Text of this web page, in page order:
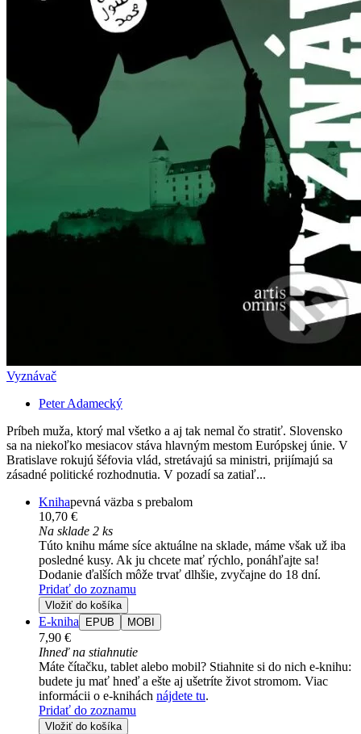
Vyznávač
Peter Adamecký
Príbeh muža, ktorý mal všetko a aj tak nemal čo stratiť. Slovensko
sa na niekoľko mesiacov stáva hlavným mestom Európskej únie. V
Bratislave rokujú šéfovia vlád, stretávajú sa ministri, prijímajú sa
zásadné politické rozhodnutia. V pozadí sa zatiaľ...
Knihapevná väzba s prebalom
10,70 €
Na sklade 2 ks
Túto knihu máme síce aktuálne na sklade, máme však už iba
posledné kusy. Ak ju chcete mať rýchlo, ponáhľajte sa!
Dodanie ďalších môže trvať dlhšie, zvyčajne do 18 dní.
Pridať do zoznamu
Vložiť do košíka
E-kniha EPUB MOBI
7,90 €
Ihneď na stiahnutie
Máte čítačku, tablet alebo mobil? Stiahnite si do nich e-knihu:
budete ju mať hneď a ešte aj ušetríte život stromom. Viac
informácii o e-knihách nájdete tu.
Pridať do zoznamu
Vložiť do košíka